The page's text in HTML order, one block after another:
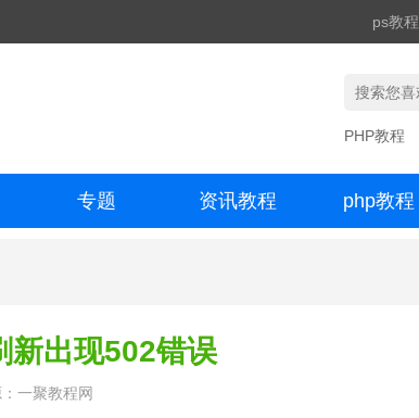
ps教程
PHP教程
专题 资讯教程 php教程
出现502错误
一聚教程网